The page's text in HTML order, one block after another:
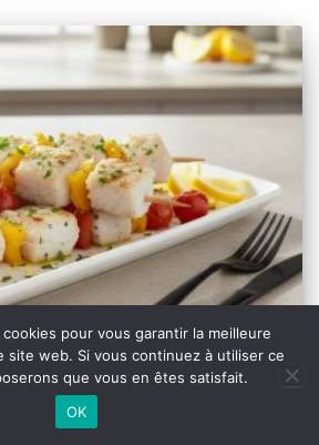
poisson mariné et
pour vous garantir la meilleure
site web. Si vous continuez à utiliser ce
que vous en êtes satisfait.
OK